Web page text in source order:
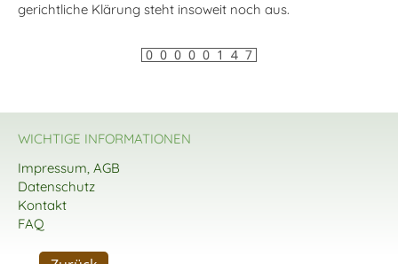
gerichtliche Klärung steht insoweit noch aus.
WICHTIGE INFORMATIONEN
Impressum, AGB
Datenschutz
Kontakt
FAQ